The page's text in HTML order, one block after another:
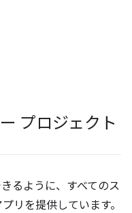
プロジェクト
るように、すべてのス
リを提供しています。